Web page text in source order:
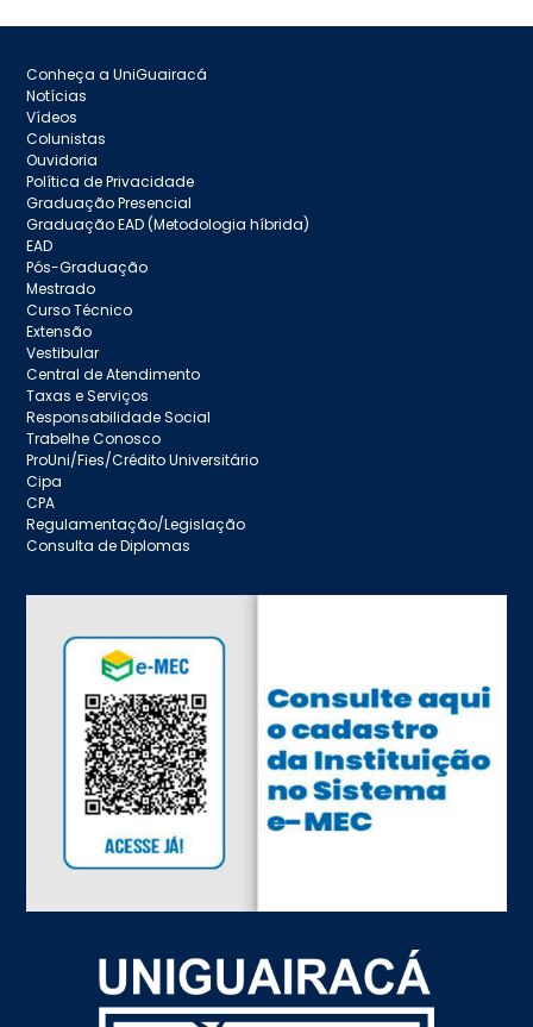
Conheça a UniGuairacá
Notícias
Vídeos
Colunistas
Ouvidoria
Política de Privacidade
Graduação Presencial
Graduação EAD (Metodologia híbrida)
EAD
Pós-Graduação
Mestrado
Curso Técnico
Extensão
Vestibular
Central de Atendimento
Taxas e Serviços
Responsabilidade Social
Trabelhe Conosco
ProUni/Fies/Crédito Universitário
Cipa
CPA
Regulamentação/Legislação
Consulta de Diplomas